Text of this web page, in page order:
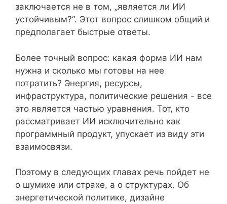
заключается не в том, „является ли ИИ
устойчивым?“. Этот вопрос слишком общий и
предполагает быстрые ответы.
Более точный вопрос: какая форма ИИ нам
нужна и сколько мы готовы на нее
потратить? Энергия, ресурсы,
инфраструктура, политические решения - все
это является частью уравнения. Тот, кто
рассматривает ИИ исключительно как
программный продукт, упускает из виду эти
взаимосвязи.
Поэтому в следующих главах речь пойдет не
о шумихе или страхе, а о структурах. Об
энергетической политике, дизайне